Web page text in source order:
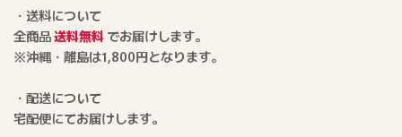
・送料について
全商品送料無料でお届けします。
※沖縄・離島は1,800円となります。
・配送について
宅配便にてお届けします。